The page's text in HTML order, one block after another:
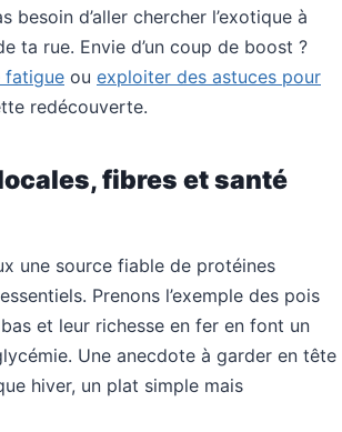
besoin d’aller chercher l’exotique à
ta rue. Envie d’un coup de boost ?
fatigue ou exploiter des astuces pour
redécouverte.
fibres et santé
une source fiable de protéines
Prenons l’exemple des pois
et leur richesse en fer en font un
Une anecdote à garder en tête
hiver, un plat simple mais